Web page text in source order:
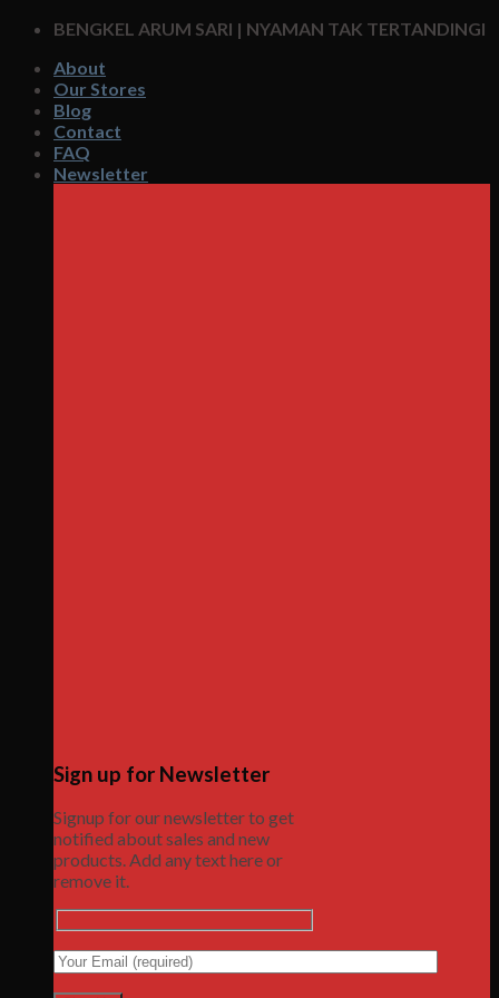
Skip
content
BENGKEL ARUM SARI | NYAMAN TAK TERTANDINGI
About
Our Stores
Blog
Contact
FAQ
Newsletter
Sign up for Newsletter
Signup for our newsletter to get
notified about sales and new
products. Add any text here or
remove it.